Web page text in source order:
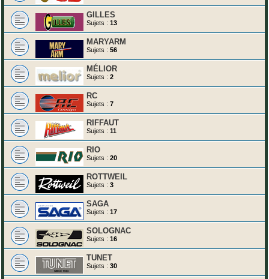
GILLES
Sujets : 13
MARYARM
Sujets : 56
MÉLIOR
Sujets : 2
RC
Sujets : 7
RIFFAUT
Sujets : 11
RIO
Sujets : 20
ROTTWEIL
Sujets : 3
SAGA
Sujets : 17
SOLOGNAC
Sujets : 16
TUNET
Sujets : 30